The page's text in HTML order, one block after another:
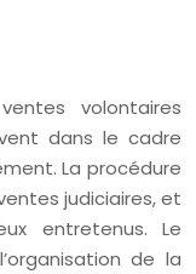
volontaires
dans le cadre
La procédure
judiciaires, et
entretenus. Le
de la